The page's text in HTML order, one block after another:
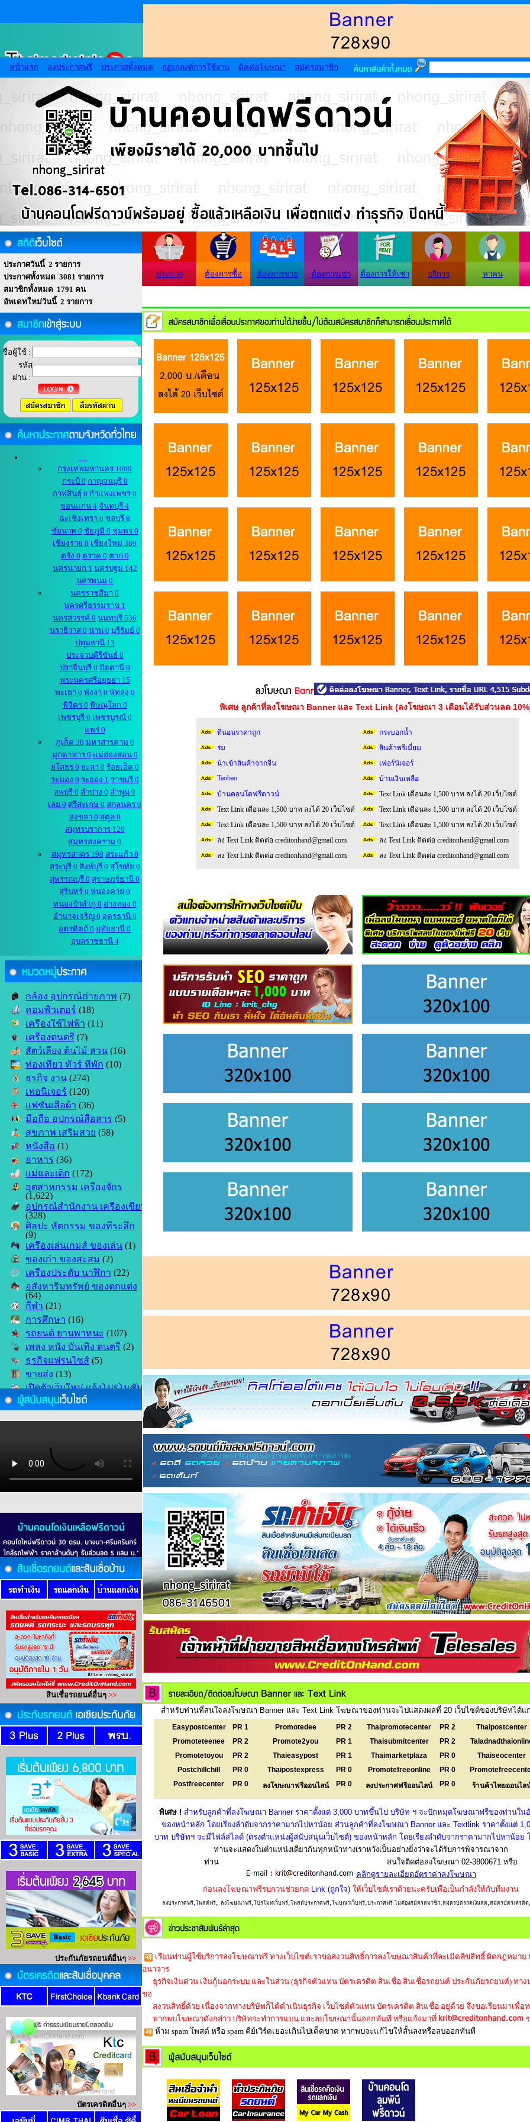
หน้าแรก ลงประกาศฟรี ประกาศทั้งหมด กฏเกณฑ์การใช้งาน ติดต่อโฆษณา สมัครสมาชิก
ประกาศวันนี้ 2 รายการ
ประกาศทั้งหมด 3081 รายการ
สมาชิกทั้งหมด 1791 คน
อัพเดทใหม่วันนี้ 2 รายการ
ชื่อผู้ใช้ :
รหัส
ผ่าน :
กรุงเทพมหานคร 1609
กระบี่ 0 กาญจนบุรี 0
กาฬสินธุ์ 0 กำแพงเพชร 0
ขอนแก่น 4 จันทบุรี 4
ฉะเชิงเทรา 0 ชลบุรี 8
ชัยนาท 0 ชัยภูมิ 0 ชุมพร 0
เชียงราย 0 เชียงใหม่ 389
ตรัง 0 ตราด 0 ตาก 0
นครนายก 1 นครปฐม 142
นครพนม 0
นครราชสีมา 0
นครศรีธรรมราช 1
นครสวรรค์ 0 นนทบุรี 536
นราธิวาส 0 น่าน 0 บุรีรัมย์ 0
ปทุมธานี 13
ประจวบคีรีขันธ์ 0
ปราจีนบุรี 0 ปัตตานี 0
พระนครศรีอยุธยา 15
พะเยา 0 พังงา 0 พัทลุง 0
พิจิตร 0 พิษณุโลก 0
เพชรบุรี 0 เพชรบูรณ์ 0
แพร่ 0
ภูเก็ต 30 มหาสารคาม 0
มุกดาหาร 0 แม่ฮ่องสอน 0
ยโสธร 0 ยะลา 0 ร้อยเอ็ด 0
ระนอง 0 ระยอง 1 ราชบุรี 0
ลพบุรี 0 ลำปาง 0 ลำพูน 0
เลย 0 ศรีสะเกษ 0 สกลนคร 0
สงขลา 0 สตูล 0
สมุทรปราการ 126
สมุทรสงคราม 0
สมุทรสาคร 198 สระแก้ว 0
สระบุรี 0 สิงห์บุรี 0 สุโขทัย 0
สุพรรณบุรี 0 สุราษฎร์ธานี 0
สุรินทร์ 0 หนองคาย 0
หนองบัวลำภู 0 อ่างทอง 0
อำนาจเจริญ 0 อุดรธานี 0
อุตรดิตถ์ 0 อุทัยธานี 0
อุบลราชธานี 4
ประกาศ ต้องการซื้อ ต้องการขาย ต้องการเช่า ต้องการให้เช่า บริการ หาคน
พิเศษ ลูกค้าที่ลงโฆษณา Banner และ Text Link (ลงโฆษณา 3 เดือนได้รับส่วนลด
ที่นอนราคาถูก
กระบอกน้ำ
ร่ม
สินค้าพรีเมี่ยม
นำเข้าสินค้าจากจีน
เฟอร์นิเจอร์
Taobao
บ้านเงินเหลือ
บ้านคอนโดฟรีดาวน์
Text Link เดือนละ 1,500 บาท ลงได้ 20 เว็บไซต์
Text Link เดือนละ 1,500 บาท ลงได้ 20 เว็บไซต์
Text Link เดือนละ 1,500 บาท ลงได้ 20 เว็บไซต์
Text Link เดือนละ 1,500 บาท ลงได้ 20 เว็บไซต์
Text Link เดือนละ 1,500 บาท ลงได้ 20 เว็บไซต์
ลง Text Link ติดต่อ creditonhand@gmail.com
ลง Text Link ติดต่อ creditonhand@gmail.com
ลง Text Link ติดต่อ creditonhand@gmail.com
ลง Text Link ติดต่อ creditonhand@gmail.com
สำหรับท่านที่สนใจลงโฆษณา Banner และ Text Link โฆษณาของท่านจะไปแสดงผลที่ 20 เว็บไซต์ของบริษัทได้แ
Easypostcenter
PR 1
Promoteteenee
PR 2
Promotetoyou
PR 2
Postchillchill
PR 0
Postfreecenter
PR 0
Promotedee
PR 2
Promote2you
PR 1
Thaieasypost
PR 1
Thaipostexpress
PR 0
ลงโฆษณาฟรีออนไลน์
PR 0
Thaipromotecenter
PR 2
Thaisubmitcenter
PR 2
Thaimarketplaza
PR 0
Promotefreeonline
PR 0
ลงประกาศฟรีออนไลน์
PR 0
Thaipostcenter
Thaiseocenter
ร้านค้าไทยออนไล
พิเศษ ! สำหรับลูกค้าที่ลงโฆษณา Banner ราคาตั้งแต่ 3,000 บาทขึ้นไป บริษัท ฯ จะปักหมุดโฆษณาฟรีของท่านใน
ของหน้าหลัก โดยเรียงลำดับจากราคามากไปหาน้อย ส่วนลูกค้าที่ลงโฆษณา Banner และ Textlink ราคาตั้งแต่
บาท บริษัทฯ จะมีไฟล์สไลด์ (ตรงตำแหน่งผู้สนับสนุนเว็บไซต์) ของหน้าหลัก โดยเรียงลำดับจากราคามากไปหาน้อย
ท่านจะแสดงในตำแหน่งเดียวกันทุกหน้าทางเราหวังเป็นอย่างยิ่งว่าจะได้รับการพิจารณาจาก
ท่าน
สนใจติดต่อลงโฆษณา 02-3800671 หรือ
คลิกดูรายละเอียดอัตราค่าลงโฆษณา
ก่อนลงโฆษณาฟรีรบกวนช่วยกด Link (ถูกใจ) ให้เว็บไซต์เราด้วยนะครับเพื่อเป็นกำลังให้กับทีมงาน
ลงประกาศฟรี,โพสต์ฟรี, ลงโฆษณาฟรี,โปรโมทเว็บฟรี,โพสต์ประกาศฟรี,โฆษณาเว็บฟรี,ประกาศฟรี ไม่ต้องสมัครสมาชิก,สมัครบัตรกดเงินสด,สมัครบัตรเครดิต
เรียนท่านผู้ใช้บริการลงโฆษณาฟรี ทางเว็บไซต์เราขอสงวนสิทธิ์การลงโฆษณาสินค้าที่ละเมิดลิขสิทธิ์ ผิดกฎหมาย
อนาจาร
ธุรกิจเงินด่วน เงินกู้นอกระบบ และในส่วน (ธุรกิจตัวแทน บัตรเครดิต สินเชื่อ สินเชื่อรถยนต์ ประกันภัยรถยนต์) ทา
ขอ
สงวนสิทธิ์ด้วย เนื่องจากทางบริษัทก็ได้ดำเนินธุรกิจ เว็บไซต์ตัวแทน บัตรเครดิต สินเชื่อ อยู่ด้วย จึงขอเรียนมาเพื่อ
หากพบโฆษณาดังกล่าว บริษัทจะทำการแบน และลบโฆษณานั้นออกทันที หรือแจ้งมาที่
ห้าม spam โพสต์ หรือ spam คีย์เวิร์ดเยอะเกินไปเด็ดขาด หากพบจะแก้ไขให้สั้นลงหรือลบออกทันที